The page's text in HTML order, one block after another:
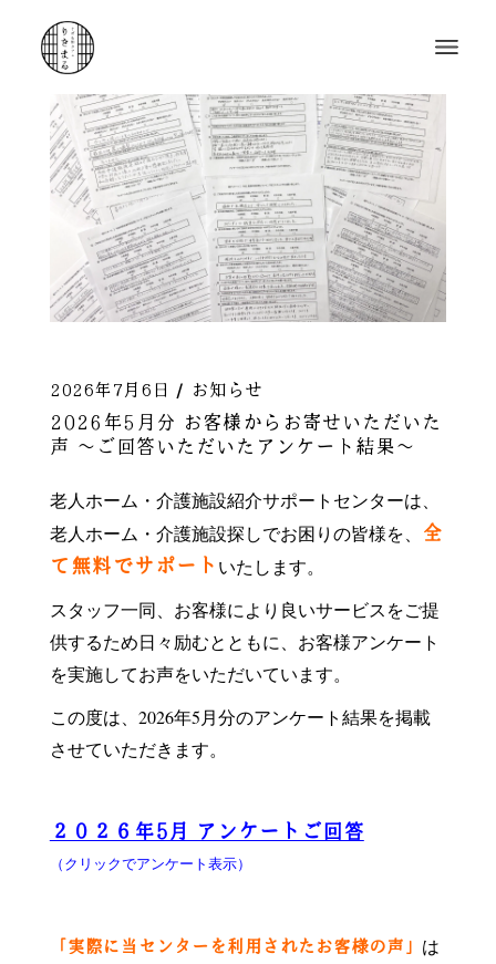
2026年7月6日 お知らせ
2026年5月分 お客様からお寄せいただいた
声 ～ご回答いただいたアンケート結果～
老人ホーム・介護施設紹介サポートセンターは、
老人ホーム・介護施設探しでお困りの皆様を、
全
て無料でサポート いたします。
スタッフ一同、お客様により良いサービスをご提
供するため日々励むとともに、お客様アンケート
を実施してお声をいただいています。
この度は、2026年5月分のアンケート結果を掲載
させていただきます。
２０２６年5月 アンケートご回答
（クリックでアンケート表示）
「実際に当センターを利用されたお客様の声」 は